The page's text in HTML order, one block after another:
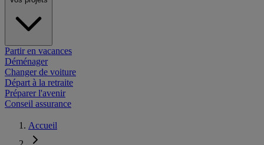
Partir en vacances
Déménager
Changer de voiture
Départ à la retraite
Préparer l'avenir
Conseil assurance
Accueil